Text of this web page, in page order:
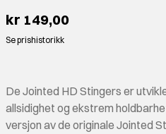
kr 149,00
Se prishistorikk
De Jointed HD Stingers er
allsidighet og ekstrem
versjon av de originale Jointed